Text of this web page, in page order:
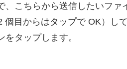
、こちらから送信したいフ
個目からはタップで OK）し
をタップします。